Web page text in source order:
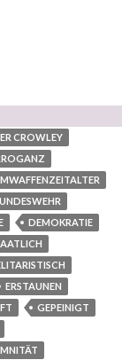
und
CROWLEY
DEMOKRATIE
ERSTAUNEN
GEPEINIGT